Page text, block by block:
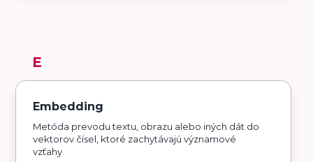
E
Embedding
Metóda prevodu textu, obrazu alebo iných dát do
vektorov čísel, ktoré zachytávajú významové
vzťahy.